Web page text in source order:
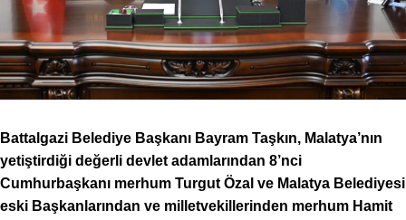
Battalgazi Belediye Başkanı Bayram Taşkın, Malatya’nın
yetiştirdiği değerli devlet adamlarından 8’nci
Cumhurbaşkanı merhum Turgut Özal ve Malatya Belediyesi
eski Başkanlarından ve milletvekillerinden merhum Hamit